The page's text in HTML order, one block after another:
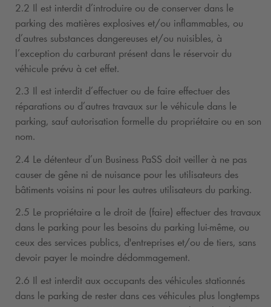
2.2 Il est interdit d’introduire ou de conserver dans le
parking des matières explosives et/ou inflammables, ou
d’autres substances dangereuses et/ou nuisibles, à
l’exception du carburant présent dans le réservoir du
véhicule prévu à cet effet.
2.3 Il est interdit d’effectuer ou de faire effectuer des
réparations ou d’autres travaux sur le véhicule dans le
parking, sauf autorisation formelle du propriétaire ou en son
nom.
2.4 Le détenteur d’un Business PaSS doit veiller à ne pas
causer de gêne ni de nuisance pour les utilisateurs des
bâtiments voisins ni pour les autres utilisateurs du parking.
2.5 Le propriétaire a le droit de (faire) effectuer des travaux
dans le parking pour les besoins du parking lui-même, ou
ceux des services publics, d'entreprises et/ou de tiers, sans
devoir payer le moindre dédommagement.
2.6 Il est interdit aux occupants des véhicules stationnés
dans le parking de rester dans ces véhicules plus longtemps